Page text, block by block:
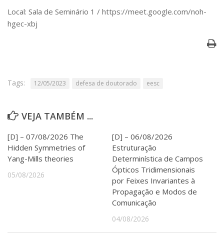
Projetos, Programas e Cursos
Artes, Cultura e Esportes
Segurança, Trânsito e Prevenção
Comunicação
Assessorias e Mídias
Aplicativos e Sites
Jornal da USP
Agenda de Eventos
Defesa de Teses
Local: Sala de Seminário 1 / https://meet.google.com/noh-
hgec-xbj
Tags: 12/05/2023 defesa de doutorado eesc
VEJA TAMBÉM ...
[D] – 07/08/2026 The
Hidden Symmetries of
Yang-Mills theories
05/08/2026
[D] – 06/08/2026
Estruturação
Determinística de Campos
Ópticos Tridimensionais
por Feixes Invariantes à
Propagação e Modos de
Comunicação
04/08/2026